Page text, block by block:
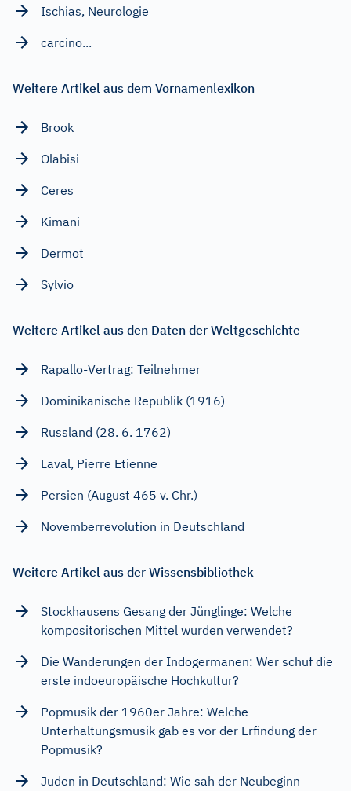
Ischias, Neurologie
carcino...
Weitere Artikel aus dem Vornamenlexikon
Brook
Olabisi
Ceres
Kimani
Dermot
Sylvio
Weitere Artikel aus den Daten der Weltgeschichte
Rapallo-Vertrag: Teilnehmer
Dominikanische Republik (1916)
Russland (28. 6. 1762)
Laval, Pierre Etienne
Persien (August 465 v. Chr.)
Novemberrevolution in Deutschland
Weitere Artikel aus der Wissensbibliothek
Stockhausens Gesang der Jünglinge: Welche
kompositorischen Mittel wurden verwendet?
Die Wanderungen der Indogermanen: Wer schuf die
erste indoeuropäische Hochkultur?
Popmusik der 1960er Jahre: Welche
Unterhaltungsmusik gab es vor der Erfindung der
Popmusik?
Juden in Deutschland: Wie sah der Neubeginn